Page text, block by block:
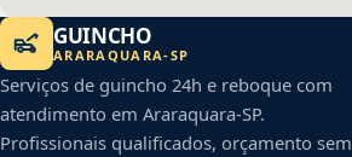
GUINCHO
ARARAQUARA-SP
Serviços de guincho 24h e reboque com
atendimento em Araraquara-SP.
Profissionais qualificados, orçamento sem